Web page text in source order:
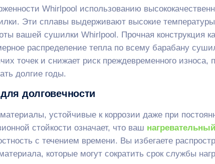
Whirlpool использованию
Эти сплавы выдерживают высокие
вашей сушилки Whirlpool. Прочная конструкция
распределение тепла по всему барабану
точек и снижает риск преждевременного
долгие годы.
долговечности
устойчивые к коррозии даже при
стойкости означает, что ваш
с течением времени. Вы избегаете
которые могут сократить срок службы